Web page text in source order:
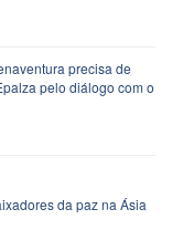
precisa de
pelo diálogo com o
da paz na Ásia